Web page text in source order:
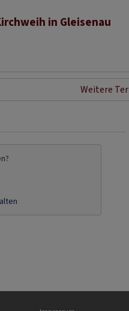
in Gleisenau
Weitere
Fußbereichsmenü